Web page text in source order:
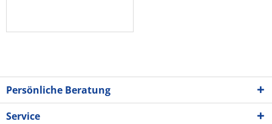
Persönliche Beratung
Service